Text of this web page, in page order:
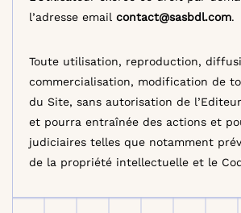
l’adresse email contact@sasbdl.com.
Toute utilisation, reproduction,
commercialisation, modification de
du Site, sans autorisation de
et pourra entraînée des actions et
judiciaires telles que notamment
de la propriété intellectuelle et le